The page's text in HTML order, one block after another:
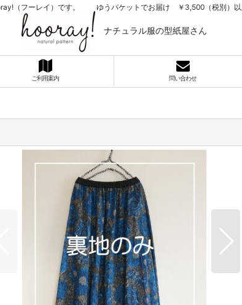
（フーレイ）です。 ゆうパケットでお届け ￥3,500（税別）
ナチュラル服の型紙屋さん
ご利用案内 問い合わせ